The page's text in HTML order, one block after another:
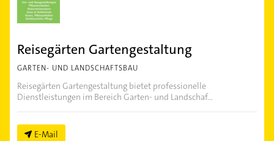
Reisegärten Gartengestaltung
GARTEN- UND LANDSCHAFTSBAU
Reisegärten Gartengestaltung bietet professionelle
Dienstleistungen im Bereich Garten- und Landschaf...
E-Mail